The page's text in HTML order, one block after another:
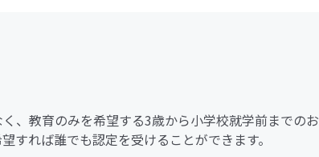
、教育のみを希望する3歳から小学校就学前までのお
すれば誰でも認定を受けることができます。